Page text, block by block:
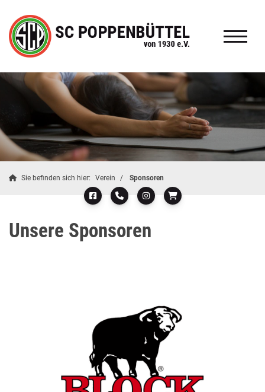
Sie befinden sich hier: Verein Sponsoren
Unsere Sponsoren